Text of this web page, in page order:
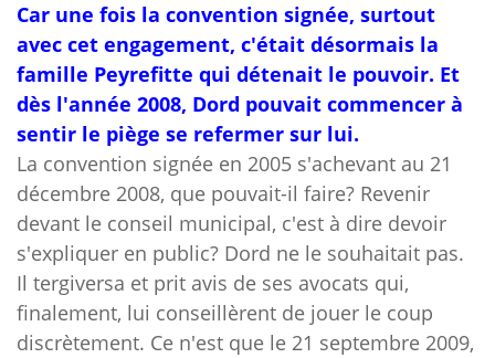
Car une fois la convention signée, surtout
avec cet engagement, c'était désormais la
famille Peyrefitte qui détenait le pouvoir. Et
dès l'année 2008, Dord pouvait commencer à
sentir le piège se refermer sur lui.
La convention signée en 2005 s'achevant au 21
décembre 2008, que pouvait-il faire? Revenir
devant le conseil municipal, c'est à dire devoir
s'expliquer en public? Dord ne le souhaitait pas.
Il tergiversa et prit avis de ses avocats qui,
finalement, lui conseillèrent de jouer le coup
discrètement. Ce n'est que le 21 septembre 2009,